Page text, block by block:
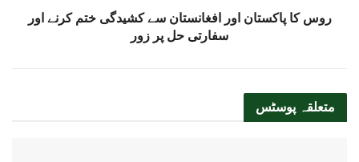
روس کا پاکستان اور افغانستان سے کشیدگی ختم کرنے اور
سفارتی حل پر زور
متعلقہ پوسٹس